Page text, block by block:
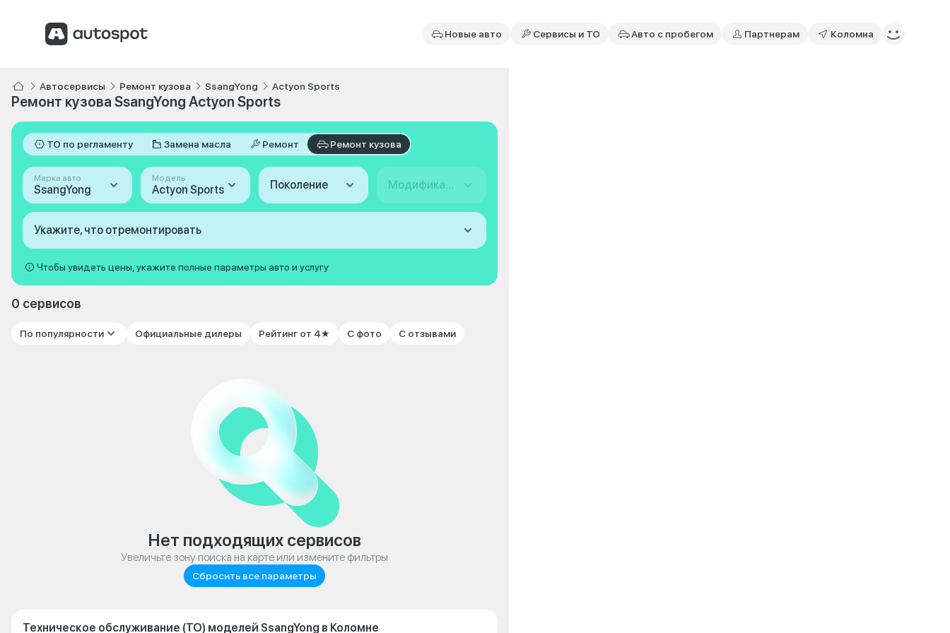
Новые авто Сервисы и ТО Авто с пробегом Партнерам Коломна
Автосервисы Ремонт кузова SsangYong Actyon Sports
Ремонт кузова SsangYong Actyon Sports
ТО по регламенту Замена масла Ремонт Ремонт кузова
Марка авто
SsangYong
Модель
Actyon Sports Поколение Модификация
Укажите, что отремонтировать
Чтобы увидеть цены, укажите полные параметры авто и услугу
0 сервисов
По популярности Официальные дилеры Рейтинг от 4★ С фото С отзывами
Нет подходящих сервисов
Увеличьте зону поиска на карте или измените фильтры
Сбросить все параметры
Техническое обслуживание (ТО) моделей SsangYong в Коломне